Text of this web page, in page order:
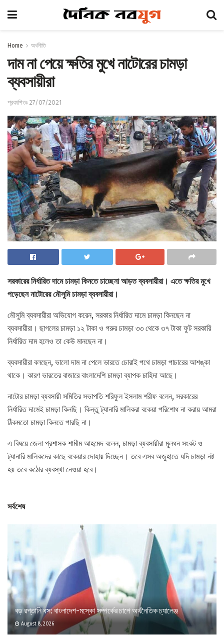
Home অর্থনীতি
দাম না পেয়ে ক্ষতির মুখে নাটোরের চামড়া
ব্যবসায়ীরা
প্রকাশিতঃ 27/07/2021
সরকারের নির্ধারিত দামে চামড়া কিনতে চাচ্ছেনা আড়ত ব্যবসায়ীরা। এতে ক্ষতির মুখে
পড়েছেন নাটোরের মৌসুমি চামড়া ব্যবসায়ীরা।
মৌসুমি ব্যবসায়ীরা অভিযোগ করেন, সরকার নির্ধারিত দামে চামড়া কিনছেন না
ব্যবসায়ীরা। ছাগলের চামড়া ১২ টাকা ও গরুর চামড়া ৩৩ থেকে ৩৭ টাকা ফুট সরকারি
নির্ধারিত দাম হলেও তা কেউ মানছেন না।
ব্যবসায়ীরা বলছেন, ভালো দাম না পেলে ভারতে চোরাই পথে চামড়া পাচারের আশঙ্কা
থাকে। কারণ ভারতের বাজারে বাংলাদেশি চামড়া ব্যাপক চাহিদা আছে।
নাটোর চামড়া ব্যবসায়ী সমিতির সভাপতি শরিফুল ইসলাম শরীফ বলেন, সরকারের
নির্ধারিত দামেই চামড়া কিনছি। কিন্তু ট্যানারি মালিকরা বকেয়া পরিশোধ না করায় আমরা
ঠিকমতো চামড়া কিনতে পারছি না।
এ বিষয়ে জেলা প্রশাসক শামীম আহমেদ বলেন, চামড়া ব্যবসায়ীরা মূলধন সংকট ও
ট্যানারি মালিকদের কাছে বকেয়ার দোহায় দিচ্ছেন। তবে এসব অজুহাতে যদি চামড়া নষ্ট
হয় তবে কঠোর ব্যবস্থা নেওয়া হবে।
সর্বশেষ
বড় রপ্তানি ধস: বাংলাদেশ-মস্কো সম্পর্কের চাপে অর্থনৈতিক চ্যালেঞ্জ
August 8, 2026